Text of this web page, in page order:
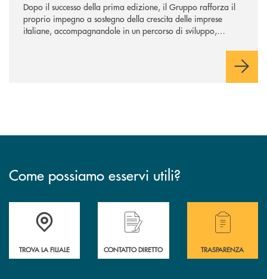
Dopo il successo della prima edizione, il Gruppo rafforza il
proprio impegno a sostegno della crescita delle imprese
italiane, accompagnandole in un percorso di sviluppo,
Come possiamo esservi utili?
Accedi all' elenco completo delle filiali .
TROVA LA FILIALE CONTATTO DIRETTO
Hai bisogno di
TRASPARENZA